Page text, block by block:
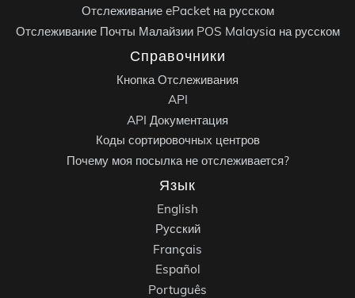
Отслеживание ePacket на русском
Отслеживание Почты Малайзии POS Malaysia на русском
Справочники
Кнопка Отслеживания
API
API Документация
Коды сортировочных центров
Почему моя посылка не отслеживается?
Язык
English
Русский
Français
Español
Português